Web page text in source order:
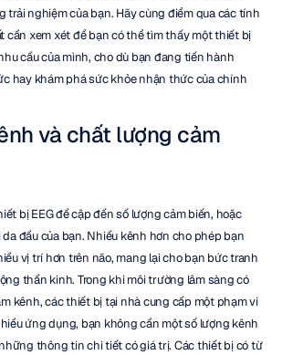
trải nghiệm của bạn. Hãy cùng điểm qua các tính
cần xem xét để bạn có thể tìm thấy một thiết bị
cầu của mình, cho dù bạn đang tiến hành
hay khám phá sức khỏe nhận thức của chính
và chất lượng cảm
bị EEG đề cập đến số lượng cảm biến, hoặc
đầu của bạn. Nhiều kênh hơn cho phép bạn
vị trí hơn trên não, mang lại cho bạn bức tranh
thần kinh. Trong khi môi trường lâm sàng có
kênh, các thiết bị tại nhà cung cấp một phạm vi
ứng dụng, bạn không cần một số lượng kênh
thông tin chi tiết có giá trị. Các thiết bị có từ